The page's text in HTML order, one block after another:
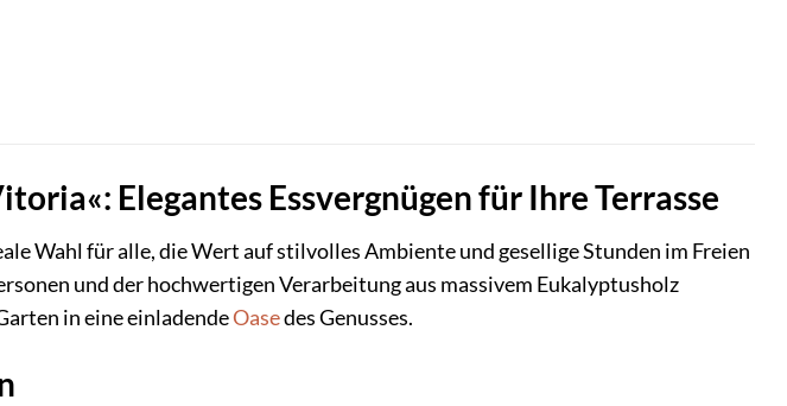
Elegantes Essvergnügen für Ihre Terrasse
Wahl für alle, die Wert auf stilvolles Ambiente und gesellige Stunden im Freien
und der hochwertigen Verarbeitung aus massivem Eukalyptusholz
in eine einladendeOasedes Genusses.